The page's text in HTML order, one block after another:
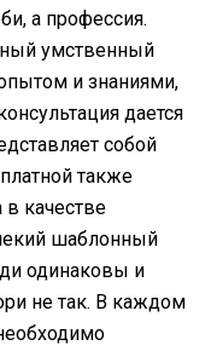
а профессия.
умственный
и знаниями,
дается
собой
также
качестве
шаблонный
одинаковы и
не так. В каждом